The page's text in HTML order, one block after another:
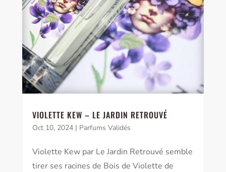
VIOLETTE KEW – LE JARDIN RETROUVÉ
Oct 10, 2024| Parfums Validés
Violette Kew par Le Jardin Retrouvé semble
tirer ses racines de Bois de Violette de